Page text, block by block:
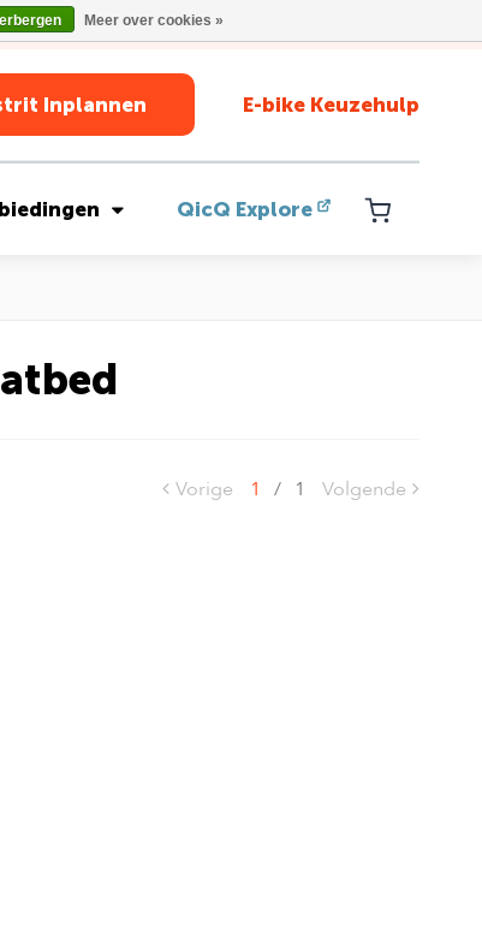
Inplannen E-bike Keuzehulp
QicQ Explore
Vorige 1 / 1 Volgende
Meer over cookies »